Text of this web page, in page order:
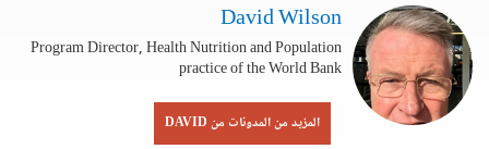
David Wilson
Program Director, Health Nutrition and Population
practice of the World Bank
المزيد من المدونات من DAVID